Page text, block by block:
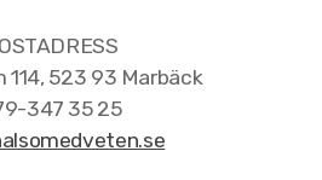
114, 523 93 Marbäck
347 35 25